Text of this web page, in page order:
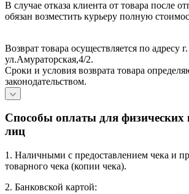
В случае отказа клиента от товара после
обязан возместить курьеру полную
Возврат товара осуществляется по адресу
ул.Амураторская,4/2.
Сроки и условия возврата товара
законодательством.
Способы оплаты для физических
лиц
1. Наличными с предоставлением чека и
товарного чека (копии чека).
2. Банковской картой: